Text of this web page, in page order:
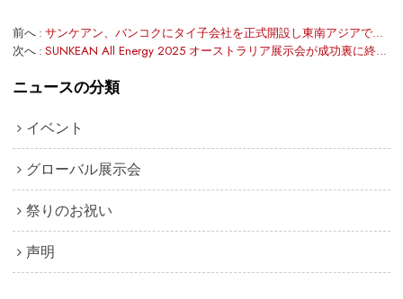
前へ
サンケアン、バンコクにタイ子会社を正式開設し東南アジアで新たな章を開く
次へ
SUNKEAN All Energy 2025 オーストラリア展示会が成功裏に終了しました
ニュースの分類
イベント
グローバル展示会
祭りのお祝い
声明